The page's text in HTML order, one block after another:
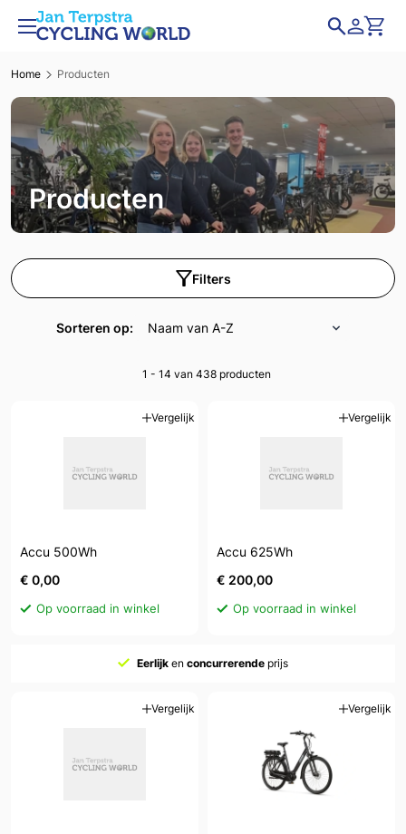
Home Producten
Producten
Filters
Sorteren op:
1 - 14 van 438 producten
Vergelijk
Accu 500Wh
€ 0,00
Op voorraad in winkel
Vergelijk
Accu 625Wh
€ 200,00
Op voorraad in winkel
Eerlijk en concurrerende prijs
Vergelijk Vergelijk